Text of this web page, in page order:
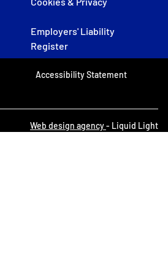
Employers' Liability
Register
Accessibility Statement
Web design agency- Liquid Light